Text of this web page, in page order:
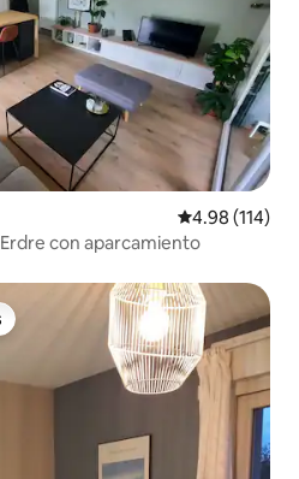
Calificación
4.98 (114)
con aparcamiento